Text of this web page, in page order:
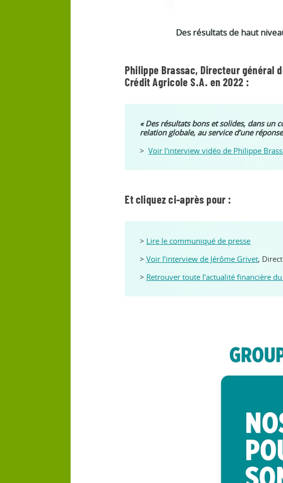
Des résultats de haut
Philippe Brassac, Directeur général
Crédit Agricole S.A. en 2022 :
« Des résultats bons et solides, dans un
relation globale, au service d’une
>Voir l'interview vidéo de Philippe
Et cliquez ci-après pour :
> Lire le communiqué de presse
>Voir l’interview de Jérôme Grivet,
> Retrouver toute l’actualité financière